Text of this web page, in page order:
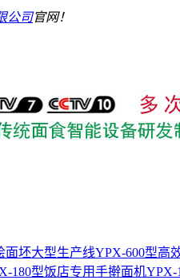
公司官网！
面坯大型生产线YPX-600型高
180型饭店专用手擀面机YPX-